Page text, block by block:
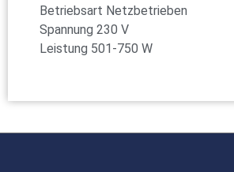
Betriebsart Netzbetrieben
Spannung 230 V
Leistung 501-750 W